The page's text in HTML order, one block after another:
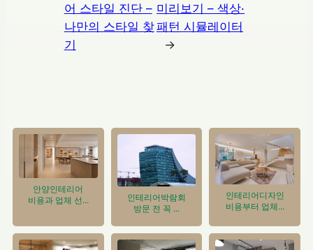
어 스타일 진단 –
나만의 스타일 찾
기
미리보기 – 색상·
패턴 시뮬레이터
→
안양인테리어
비용과 업체 선...
인테리어박람회
방문 전 꼭 ...
인테리어디자인
비용부터 업체...